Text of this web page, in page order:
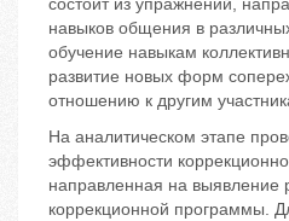
состоит из упражнений,
навыков общения в
обучение навыкам
развитие новых форм
отношению к другим
На аналитическом этапе
эффективности
направленная на выявление
коррекционной программы.